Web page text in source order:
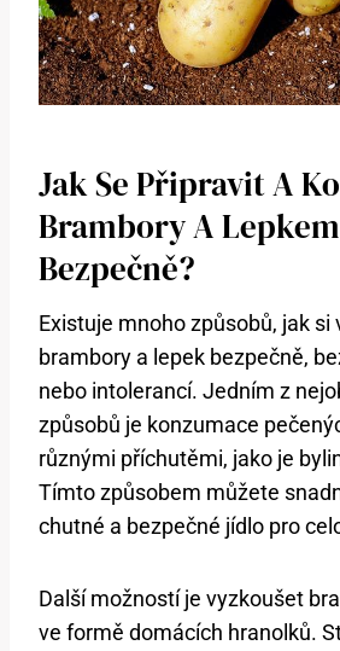
Jak Se Připravit A
Brambory A Lepkem
Bezpečně?
Existuje mnoho způsobů, jak si
brambory a lepek bezpečně,
nebo intolerancí. Jedním z
způsobů je konzumace
různými příchutěmi, jako je
Tímto způsobem můžete
chutné a bezpečné jídlo pro
Další možností je vyzkoušet
ve formě domácích hranolků.